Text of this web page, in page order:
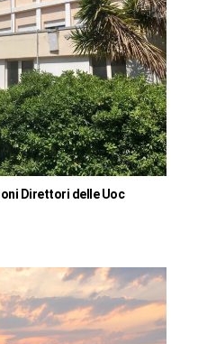
Direttori delle Uoc